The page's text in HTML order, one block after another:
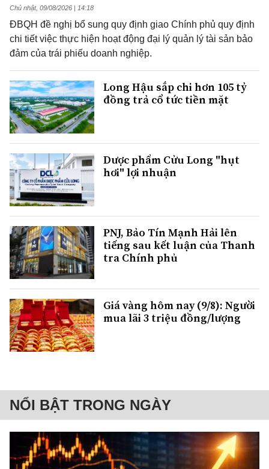
Chủ nhật, 09/08/2026 | 14:18
ĐBQH đề nghị bổ sung quy định giao Chính phủ quy định
chi tiết việc thực hiện hoạt động đại lý quản lý tài sản bảo
đảm của trái phiếu doanh nghiệp.
Long Hậu sắp chi hơn 105 tỷ
đồng trả cổ tức tiền mặt
Dược phẩm Cửu Long "hụt
hơi" lợi nhuận
PNJ, Bảo Tín Mạnh Hải lên
tiếng sau kết luận của Thanh
tra Chính phủ
Giá vàng hôm nay (9/8): Người
mua lãi 3 triệu đồng/lượng
NỔI BẬT TRONG NGÀY